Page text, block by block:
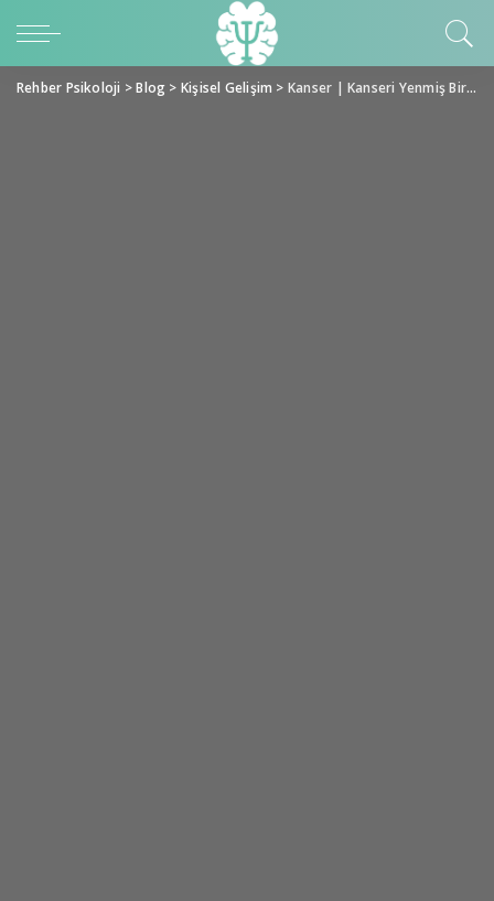
Rehber Psikoloji >Blog > Kişisel Gelişim > Kanser | Kanseri Yenmiş Bir Kadının Hayatındaki Psikoloji Evreleri